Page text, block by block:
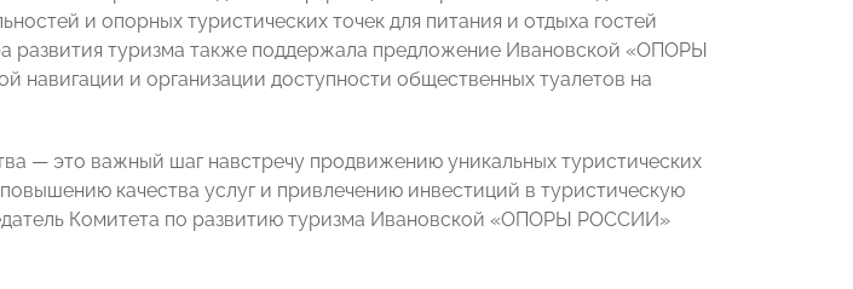
и опорных туристических точек для питания и отдыха гостей
развития туризма также поддержала предложение Ивановской «ОПОРЫ
и организации доступности общественных туалетов на
— это важный шаг навстречу продвижению уникальных туристических
качества услуг и привлечению инвестиций в туристическую
Комитета по развитию туризма Ивановской «ОПОРЫ РОССИИ»